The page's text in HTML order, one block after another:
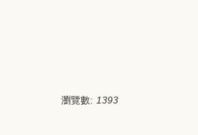
瀏覽數: 1393